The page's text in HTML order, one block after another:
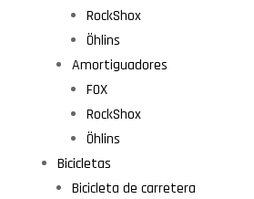
RockShox
Öhlins
Amortiguadores
FOX
RockShox
Öhlins
Bicicletas
Bicicleta de carretera